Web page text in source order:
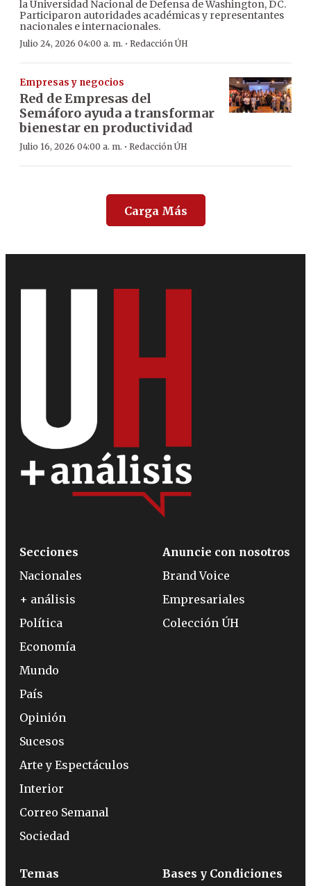
la Universidad Nacional de Defensa de Washington, DC.
Participaron autoridades académicas y representantes
nacionales e internacionales.
Julio 24, 2026 04:00 a. m. · Redacción ÚH
Empresas y negocios
Red de Empresas del
Semáforo ayuda a transformar
bienestar en productividad
Julio 16, 2026 04:00 a. m. · Redacción ÚH
Carga Más
Secciones
Nacionales
+ análisis
Política
Economía
Mundo
País
Opinión
Sucesos
Arte y Espectáculos
Interior
Correo Semanal
Sociedad
Anuncie con nosotros
Brand Voice
Empresariales
Colección ÚH
Temas Bases y Condiciones